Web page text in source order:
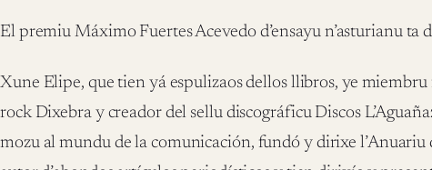
El premiu Máximo Fuertes Acevedo d’ensayu n’asturianu ta
Xune Elipe, que tien yá espulizaos dellos llibros, ye
rock Dixebra y creador del sellu discográficu Discos
mozu al mundu de la comunicación, fundó y dirixe l’Anuariu